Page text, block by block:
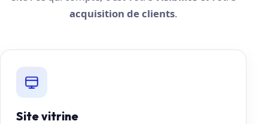
acquisition de clients.
Site vitrine